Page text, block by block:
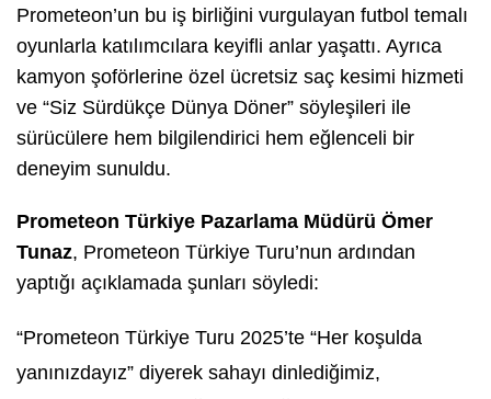
Prometeon’un bu iş birliğini vurgulayan futbol temalı
oyunlarla katılımcılara keyifli anlar yaşattı. Ayrıca
kamyon şoförlerine özel ücretsiz saç kesimi hizmeti
ve “Siz Sürdükçe Dünya Döner” söyleşileri ile
sürücülere hem bilgilendirici hem eğlenceli bir
deneyim sunuldu.
Prometeon Türkiye Pazarlama Müdürü Ömer
Tunaz, Prometeon Türkiye Turu’nun ardından
yaptığı açıklamada şunları söyledi:
“Prometeon Türkiye Turu 2025’te “Her koşulda
yanınızdayız” diyerek sahayı dinlediğimiz,